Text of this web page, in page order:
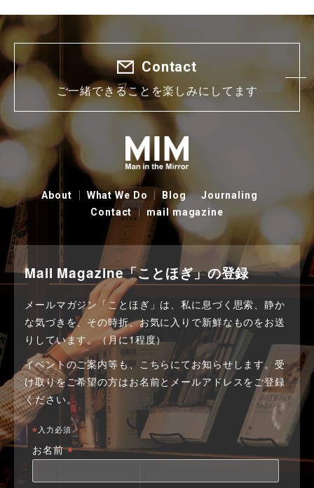
Contact
ご一緒できることを楽しみにしてます
About What We Do Blog
Journaling
Contact
mail magazine
Mail Magazine「ことほぎ」の登録
メールマガジン「ことほぎ」は、私に息づく思索、静か
な気づきを、その時折、お気に入りで新鮮なものをお送
りしています。（月に1程度）
イベントのご案内等も、こちらにてお知らせします。受
け取りをご希望の方はお名前とメールアドレスをご登録
ください。
* 入力必須
お名前*